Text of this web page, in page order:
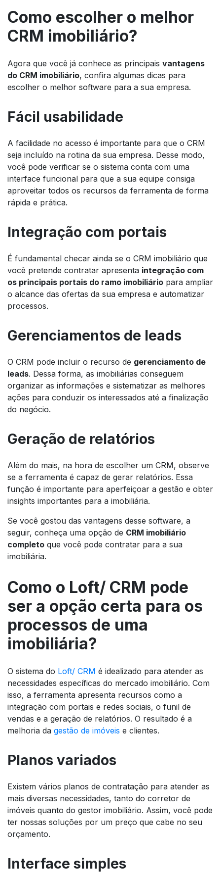
Como escolher o melhor
CRM imobiliário?
Agora que você já conhece as principais vantagens
do CRM imobiliário, confira algumas dicas para
escolher o melhor software para a sua empresa.
Fácil usabilidade
A facilidade no acesso é importante para que o CRM
seja incluído na rotina da sua empresa. Desse modo,
você pode verificar se o sistema conta com uma
interface funcional para que a sua equipe consiga
aproveitar todos os recursos da ferramenta de forma
rápida e prática.
Integração com portais
É fundamental checar ainda se o CRM imobiliário que
você pretende contratar apresenta integração com
os principais portais do ramo imobiliário para ampliar
o alcance das ofertas da sua empresa e automatizar
processos.
Gerenciamentos de leads
O CRM pode incluir o recurso de gerenciamento de
leads. Dessa forma, as imobiliárias conseguem
organizar as informações e sistematizar as melhores
ações para conduzir os interessados até a finalização
do negócio.
Geração de relatórios
Além do mais, na hora de escolher um CRM, observe
se a ferramenta é capaz de gerar relatórios. Essa
função é importante para aperfeiçoar a gestão e obter
insights importantes para a imobiliária.
Se você gostou das vantagens desse software, a
seguir, conheça uma opção de CRM imobiliário
completo que você pode contratar para a sua
imobiliária.
Como o Loft/ CRM pode
ser a opção certa para os
processos de uma
imobiliária?
O sistema do Loft/ CRM é idealizado para atender as
necessidades específicas do mercado imobiliário. Com
isso, a ferramenta apresenta recursos como a
integração com portais e redes sociais, o funil de
vendas e a geração de relatórios. O resultado é a
melhoria da gestão de imóveis e clientes.
Planos variados
Existem vários planos de contratação para atender as
mais diversas necessidades, tanto do corretor de
imóveis quanto do gestor imobiliário. Assim, você pode
ter nossas soluções por um preço que cabe no seu
orçamento.
Interface simples